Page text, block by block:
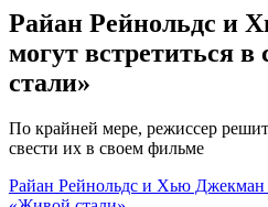
Райан Рейнольдс и
могут встретиться
стали»
По крайней мере, режиссер
свести их в своем фильме
Райан Рейнольдс и Хью Джекман